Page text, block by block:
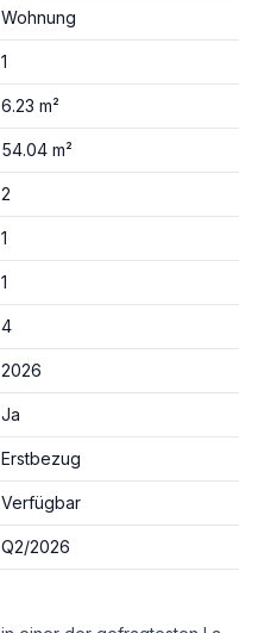
Wohnung
1
6.23 m²
54.04 m²
2
1
1
4
2026
Ja
Erstbezug
Verfügbar
Q2/2026